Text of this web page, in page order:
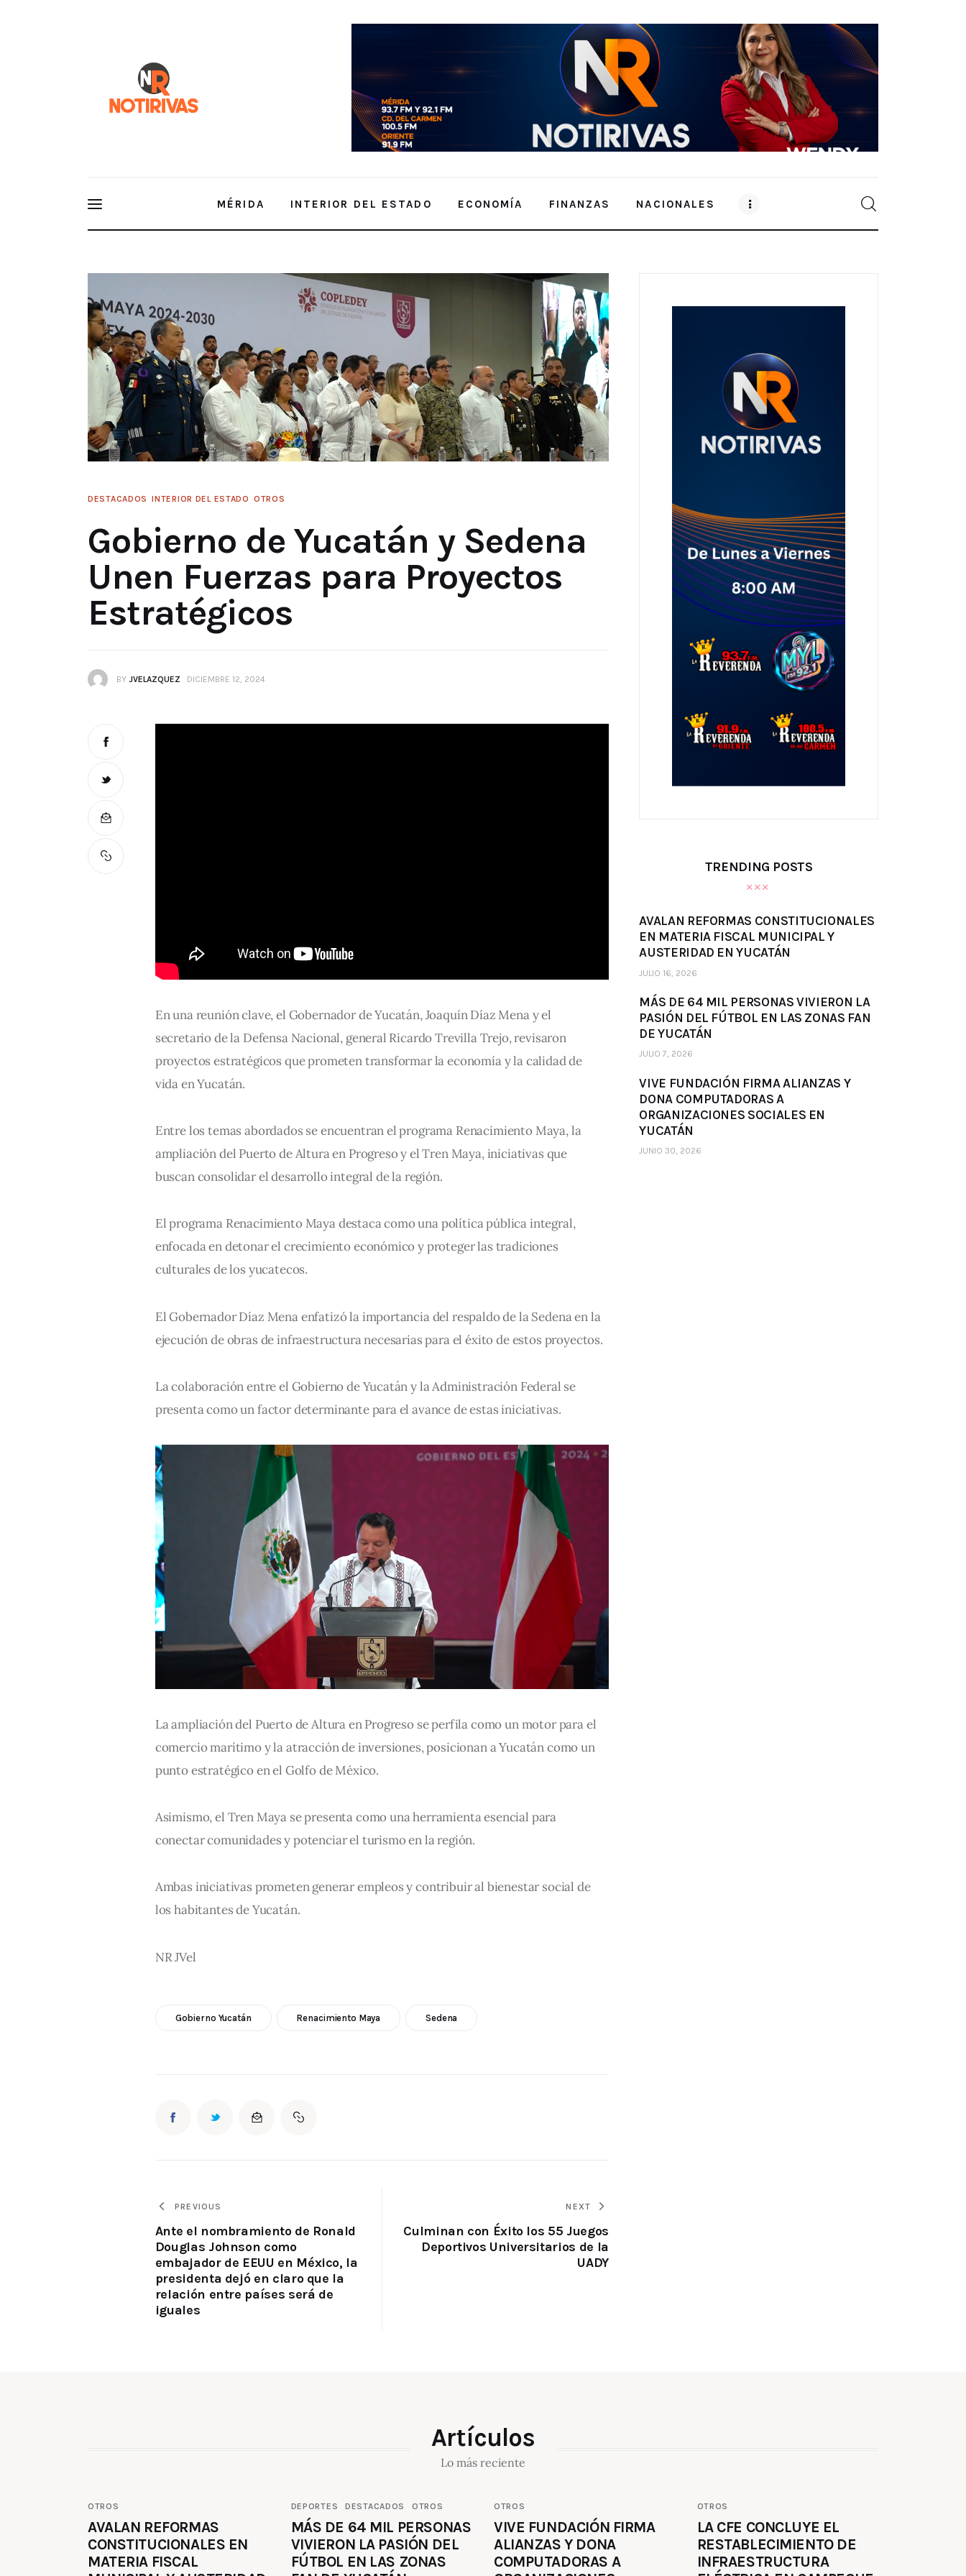
MÉRIDA INTERIOR DEL ESTADO ECONOMÍA FINANZAS NACIONALES
DESTACADOS INTERIOR DEL ESTADO OTROS
Gobierno de Yucatán y Sedena
Unen Fuerzas para Proyectos
Estratégicos
BY JVELAZQUEZ DICIEMBRE 12, 2024
En una reunión clave, el Gobernador de Yucatán, Joaquín Díaz Mena y el
secretario de la Defensa Nacional, general Ricardo Trevilla Trejo, revisaron
proyectos estratégicos que prometen transformar la economía y la calidad de
vida en Yucatán.
Entre los temas abordados se encuentran el programa Renacimiento Maya, la
ampliación del Puerto de Altura en Progreso y el Tren Maya, iniciativas que
buscan consolidar el desarrollo integral de la región.
El programa Renacimiento Maya destaca como una política pública integral,
enfocada en detonar el crecimiento económico y proteger las tradiciones
culturales de los yucatecos.
El Gobernador Díaz Mena enfatizó la importancia del respaldo de la Sedena en la
ejecución de obras de infraestructura necesarias para el éxito de estos proyectos.
La colaboración entre el Gobierno de Yucatán y la Administración Federal se
presenta como un factor determinante para el avance de estas iniciativas.
La ampliación del Puerto de Altura en Progreso se perfila como un motor para el
comercio marítimo y la atracción de inversiones, posicionan a Yucatán como un
punto estratégico en el Golfo de México.
Asimismo, el Tren Maya se presenta como una herramienta esencial para
conectar comunidades y potenciar el turismo en la región.
Ambas iniciativas prometen generar empleos y contribuir al bienestar social de
los habitantes de Yucatán.
NR JVel
Gobierno Yucatán Renacimiento Maya Sedena
PREVIOUS
Ante el nombramiento de Ronald
Douglas Johnson como
embajador de EEUU en México, la
presidenta dejó en claro que la
relación entre países será de
iguales
NEXT
Culminan con Éxito los 55 Juegos
Deportivos Universitarios de la
UADY
TRENDING POSTS
AVALAN REFORMAS CONSTITUCIONALES
EN MATERIA FISCAL MUNICIPAL Y
AUSTERIDAD EN YUCATÁN
JULIO 16, 2026
MÁS DE 64 MIL PERSONAS VIVIERON LA
PASIÓN DEL FÚTBOL EN LAS ZONAS FAN
DE YUCATÁN
JULIO 7, 2026
VIVE FUNDACIÓN FIRMA ALIANZAS Y
DONA COMPUTADORAS A
ORGANIZACIONES SOCIALES EN
YUCATÁN
JUNIO 30, 2026
Artículos
Lo más reciente
OTROS
AVALAN REFORMAS
CONSTITUCIONALES EN
MATERIA FISCAL
DEPORTES DESTACADOS OTROS
MÁS DE 64 MIL PERSONAS
VIVIERON LA PASIÓN DEL
FÚTBOL EN LAS ZONAS
OTROS
VIVE FUNDACIÓN FIRMA
ALIANZAS Y DONA
COMPUTADORAS A
OTROS
LA CFE CONCLUYE EL
RESTABLECIMIENTO DE
INFRAESTRUCTURA